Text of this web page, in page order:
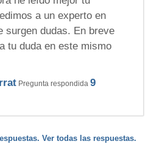
a un experto en
surgen dudas. En breve
tu duda en este mismo
Pregunta respondida 9
Ver todas las respuestas.